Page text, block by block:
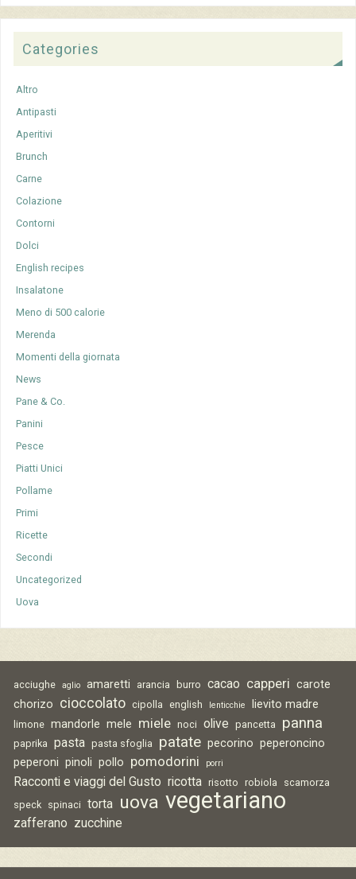
Categories
Altro
Antipasti
Aperitivi
Brunch
Carne
Colazione
Contorni
Dolci
English recipes
Insalatone
Meno di 500 calorie
Merenda
Momenti della giornata
News
Pane & Co.
Panini
Pesce
Piatti Unici
Pollame
Primi
Ricette
Secondi
Uncategorized
Uova
acciughe aglio amaretti arancia burro cacao capperi carote
chorizo
cioccolato cipolla english lenticchie lievito madre
limone mandorle mele miele noci olive pancetta panna
paprika pasta pasta sfoglia patate pecorino peperoncino
peperoni pinoli pollo pomodorini porri
Racconti e viaggi del Gusto ricotta risotto robiola
scamorza
speck spinaci torta uova vegetariano
zafferano zucchine